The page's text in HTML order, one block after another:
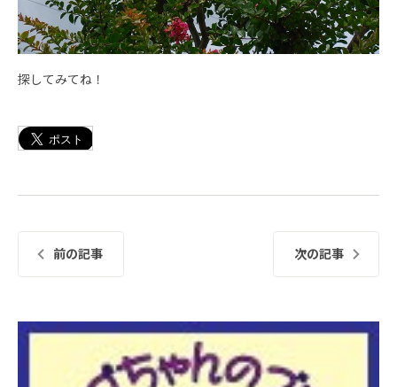
探してみてね！
前の記事 次の記事